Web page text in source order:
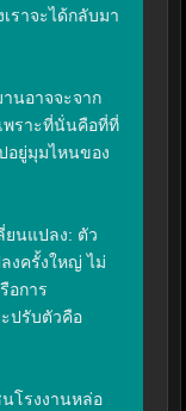
ราจะได้กลับมา
นอาจจะจาก
พราะที่นั่นคือที่ที่
อยู่มุมไหนของ
นแปลง: ตัว
งครั้งใหญ่ ไม่
อการ
ปรับตัวคือ
โรงงานหล่อ